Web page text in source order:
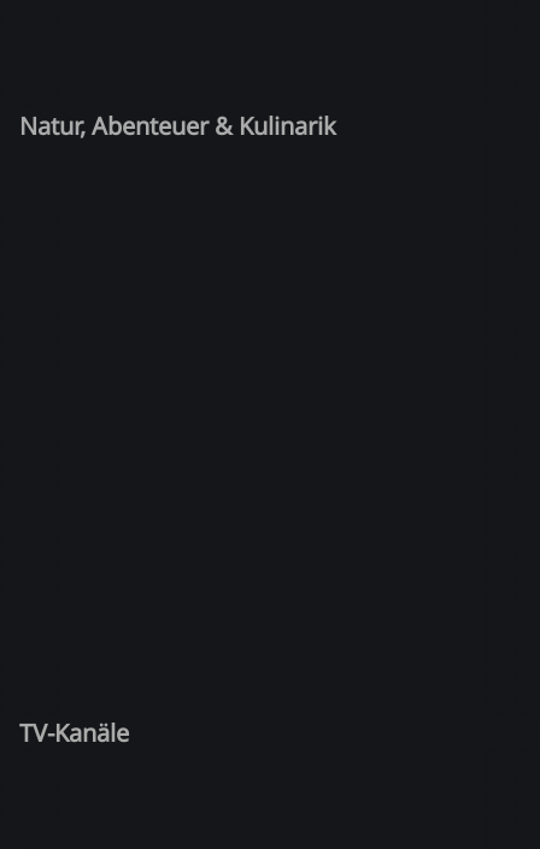
Natur, Abenteuer & Kulinarik
TV-Kanäle